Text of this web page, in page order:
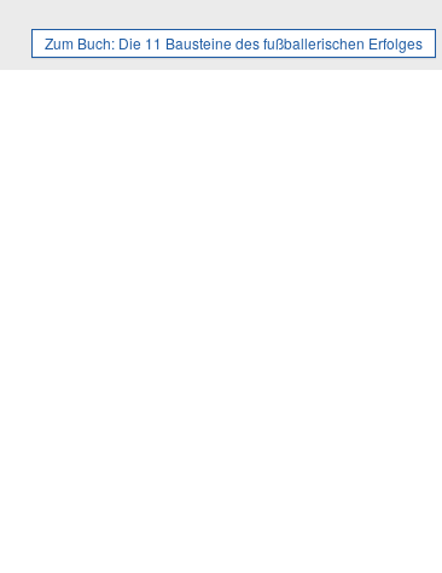
Zum Buch: Die 11 Bausteine des fußballerischen Erfolges